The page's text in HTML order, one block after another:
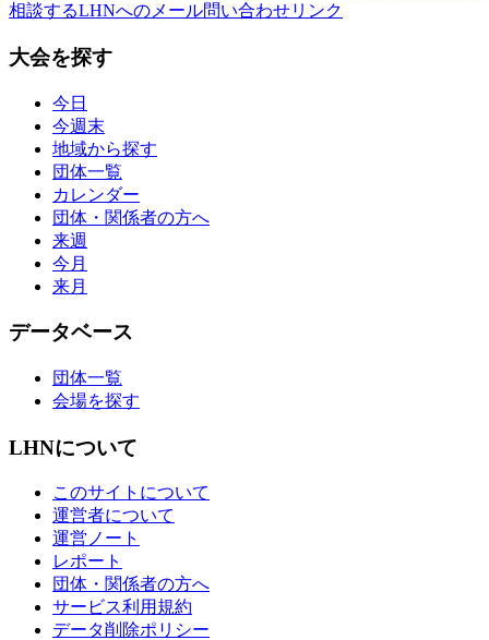
相談するLHNへのメール問い合わせリンク
大会を探す
今日
今週末
地域から探す
団体一覧
カレンダー
団体・関係者の方へ
来週
今月
来月
データベース
団体一覧
会場を探す
LHNについて
このサイトについて
運営者について
運営ノート
レポート
団体・関係者の方へ
サービス利用規約
データ削除ポリシー